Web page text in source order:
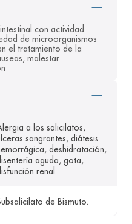
con actividad
de microorganismos
el tratamiento de la
malestar
a los salicilatos,
sangrantes, diátesis
deshidratación,
aguda, gota,
renal.
de Bismuto.